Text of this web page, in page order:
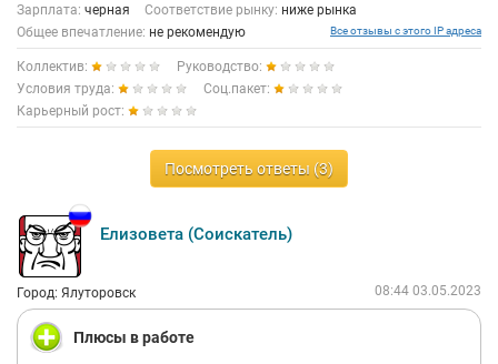
Зарплата: черная Соответствие рынку: ниже рынка
Общее впечатление: не рекомендую Все отзывы с этого IP адреса
Коллектив:
Руководство:
Условия труда:
Соц.пакет:
Карьерный рост:
Посмотреть ответы (3)
Елизовета (Соискатель)
Город: Ялуторовск 08:44 03.05.2023
Плюсы в работе